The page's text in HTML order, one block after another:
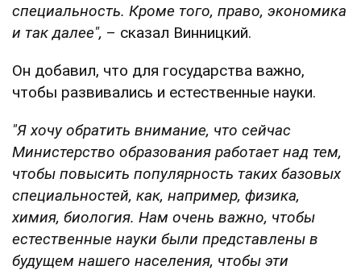
специальность. Кроме того, право, экономика
и так далее", – сказал Винницкий.
Он добавил, что для государства важно,
чтобы развивались и естественные науки.
"Я хочу обратить внимание, что сейчас
Министерство образования работает над тем,
чтобы повысить популярность таких базовых
специальностей, как, например, физика,
химия, биология. Нам очень важно, чтобы
естественные науки были представлены в
будущем нашего населения, чтобы эти